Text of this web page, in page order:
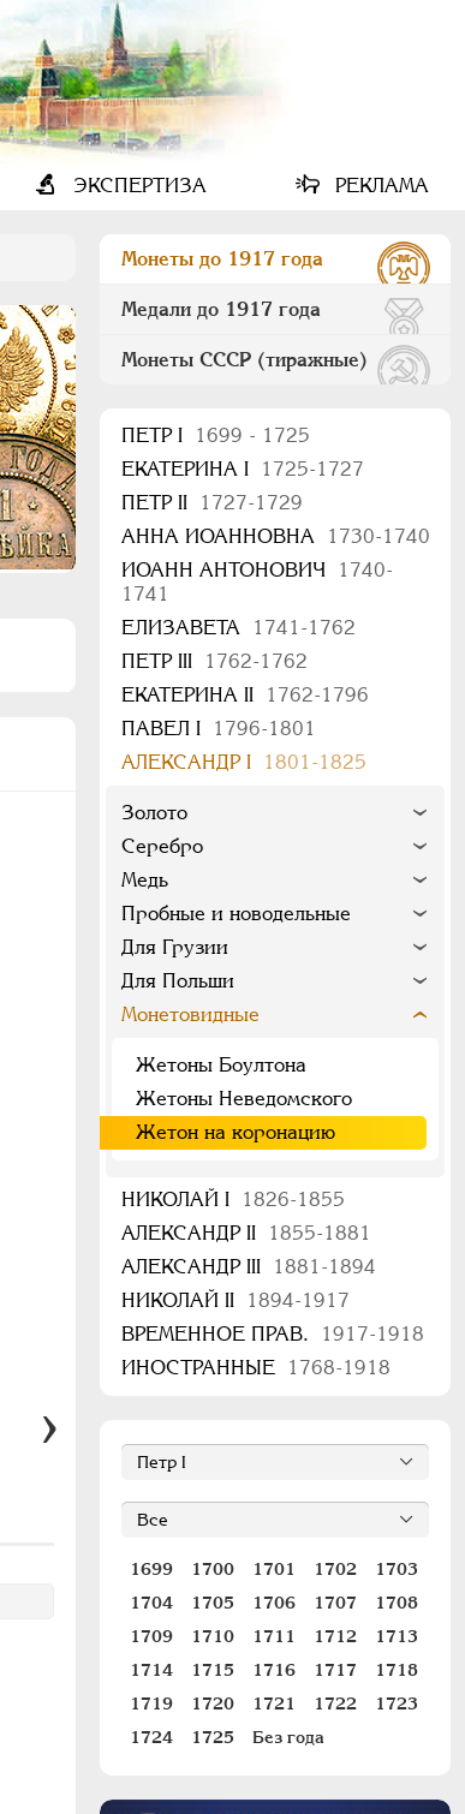
ЭКСПЕРТИЗА РЕКЛАМА
#Ж938 (R1)
Монеты до 1917 года
Медали до 1917 года
Монеты СССР (тиражные)
ПEТР I
1699 - 1725
ЕКАТЕРИНА I
1725-1727
ПЕТР II
1727-1729
АННА ИОАННОВНА
1730-1740
ИОАНН АНТОНОВИЧ
1740-
1741
ЕЛИЗАВЕТА
1741-1762
ПЕТР III
1762-1762
ЕКАТЕРИНА II
1762-1796
ПАВЕЛ I
1796-1801
АЛЕКСАНДР I
1801-1825
Золото
Серебро
Медь
Пробные и новодельные
Для Грузии
Для Польши
Монетовидные
Жетоны Боултона
Жетоны Неведомского
Жетон на коронацию
НИКОЛАЙ I
1826-1855
АЛЕКСАНДР II
1855-1881
АЛЕКСАНДР III
1881-1894
НИКОЛАЙ II
1894-1917
ВРЕМЕННОЕ ПРАВ.
1917-1918
ИНОСТРАННЫЕ
1768-1918
1699 1700 1701 1702
1703
1704
1705 1706 1707
1708
1709
1710 1711 1712
1713
1714
1715 1716 1717
1718
1719
1720 1721 1722
1723
1724
1725 Без года